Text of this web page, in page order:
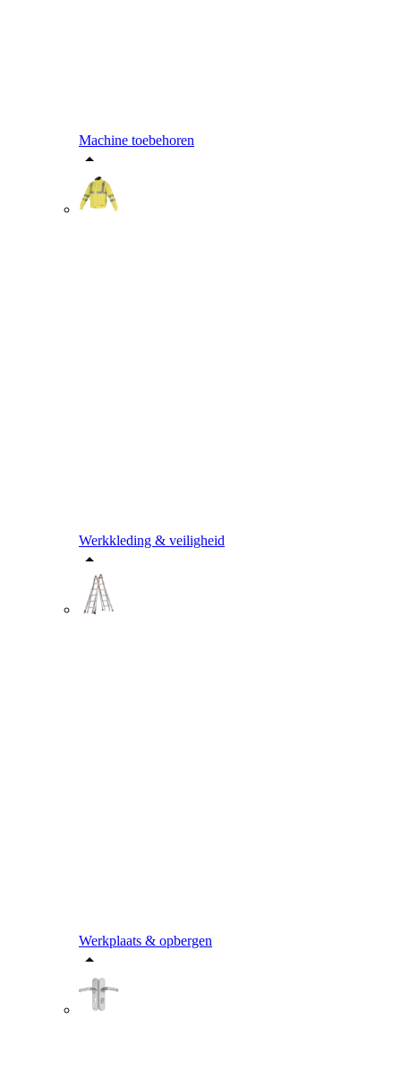
Machine toebehoren
Werkkleding & veiligheid
Werkplaats & opbergen